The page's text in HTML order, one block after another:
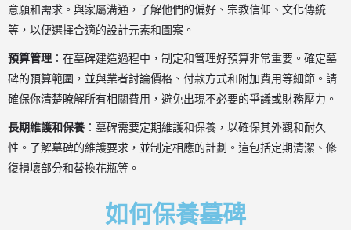
意願和需求。與家屬溝通，了解他們的偏好、宗教信仰、文化傳統
等，以便選擇合適的設計元素和圖案。
預算管理 ：在墓碑建造過程中，制定和管理好預算非常重要。確定墓
碑的預算範圍，並與業者討論價格、付款方式和附加費用等細節。請
確保你清楚瞭解所有相關費用，避免出現不必要的爭議或財務壓力。
長期維護和保養 ：墓碑需要定期維護和保養，以確保其外觀和耐久
性。了解墓碑的維護要求，並制定相應的計劃。這包括定期清潔、修
復損壞部分和替換花瓶等。
如何保養墓碑